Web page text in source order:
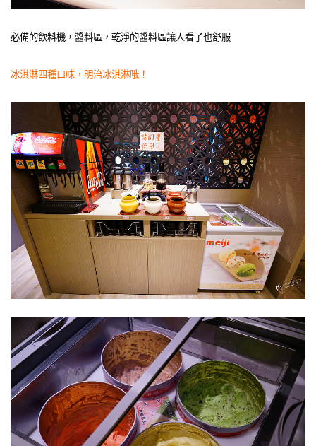
必備的飲料機，醬料區，乾淨的醬料區讓人看了也舒服
冰淇淋四種口味，明治冰淇淋哦！